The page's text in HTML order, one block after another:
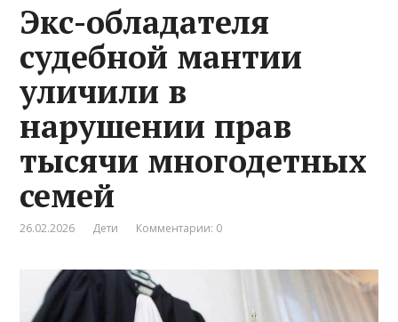
Экс-обладателя
судебной мантии
уличили в
нарушении прав
тысячи многодетных
семей
26.02.2026 Дети Комментарии: 0